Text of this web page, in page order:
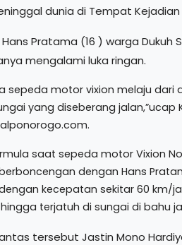
dunia di Tempat Kejadian
Pratama (16 ) warga Dukuh
mengalami luka ringan.
sepeda motor vixion melaju
yang diseberang jalan,”ucap
saat sepeda motor Vixion
dengan Hans
kecepatan sekitar 60 km/
terjatuh di sungai di bahu
tersebut Jastin Mono